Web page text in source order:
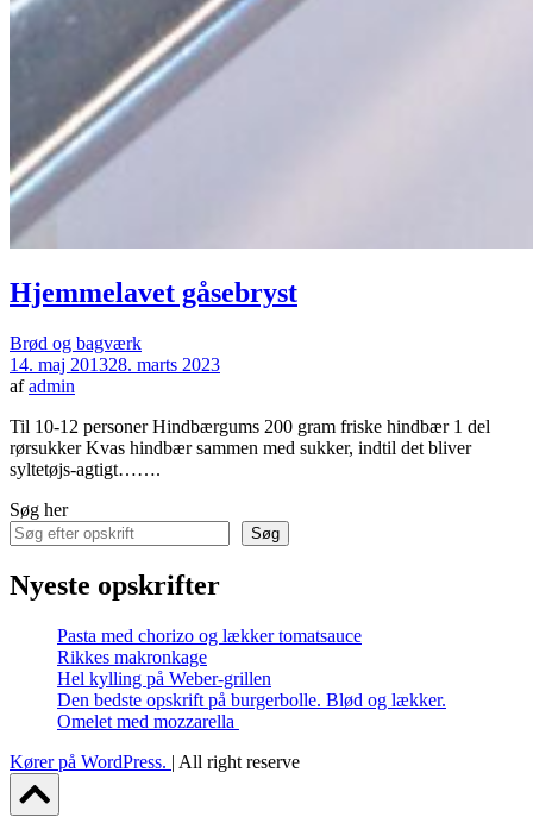
Hjemmelavet gåsebryst
Brød og bagværk
14. maj 201328. marts 2023
afadmin
Til 10-12 personer Hindbærgums 200 gram friske hindbær 1 del
rørsukker Kvas hindbær sammen med sukker, indtil det bliver
syltetøjs-agtigt…….
Søg her
Søg
Nyeste opskrifter
Pasta med chorizo og lækker tomatsauce
Rikkes makronkage
Hel kylling på Weber-grillen
Den bedste opskrift på burgerbolle. Blød og lækker.
Omelet med mozzarella
Kører på WordPress. | All right reserve